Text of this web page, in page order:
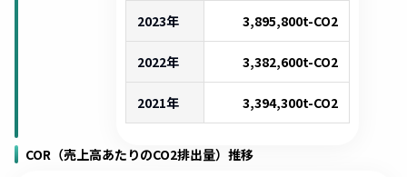
2023年 3,895,800t-CO2
2022年 3,382,600t-CO2
2021年 3,394,300t-CO2
COR（売上高あたりのCO2排出量）推移